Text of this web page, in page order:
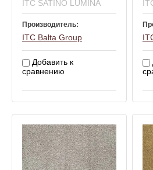
ITC SATINO LUMINA
Производитель:
ITC Balta Group
Добавить к
сравнению